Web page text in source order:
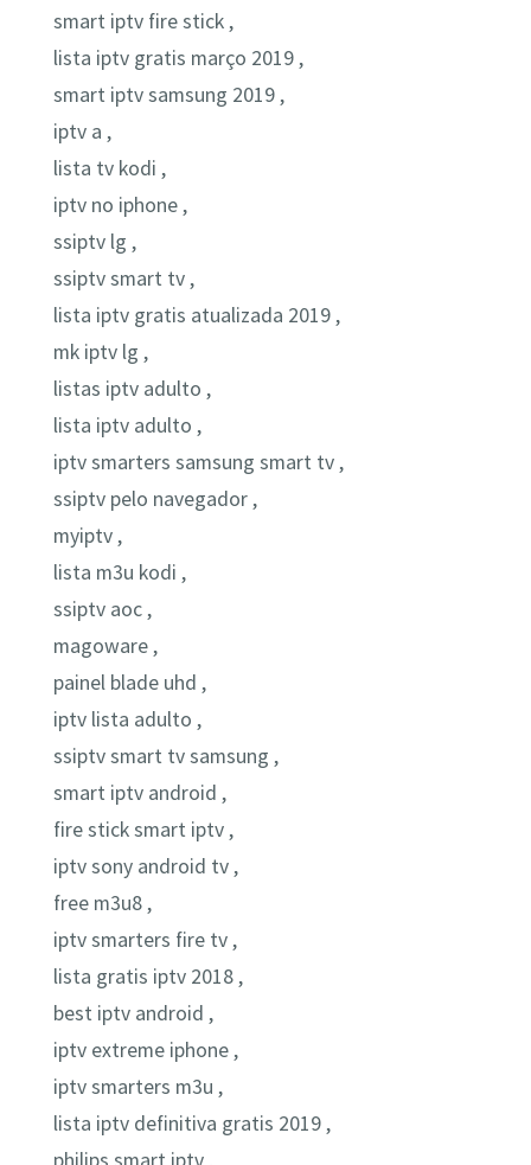
smart iptv fire stick ,
lista iptv gratis março 2019 ,
smart iptv samsung 2019 ,
iptv a ,
lista tv kodi ,
iptv no iphone ,
ssiptv lg ,
ssiptv smart tv ,
lista iptv gratis atualizada 2019 ,
mk iptv lg ,
listas iptv adulto ,
lista iptv adulto ,
iptv smarters samsung smart tv ,
ssiptv pelo navegador ,
myiptv ,
lista m3u kodi ,
ssiptv aoc ,
magoware ,
painel blade uhd ,
iptv lista adulto ,
ssiptv smart tv samsung ,
smart iptv android ,
fire stick smart iptv ,
iptv sony android tv ,
free m3u8 ,
iptv smarters fire tv ,
lista gratis iptv 2018 ,
best iptv android ,
iptv extreme iphone ,
iptv smarters m3u ,
lista iptv definitiva gratis 2019 ,